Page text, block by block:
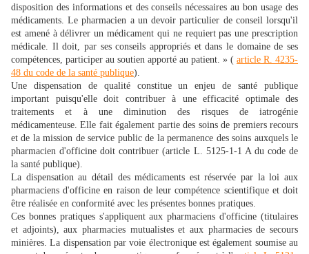
disposition des informations et des conseils nécessaires au bon usage des
médicaments. Le pharmacien a un devoir particulier de conseil lorsqu'il
est amené à délivrer un médicament qui ne requiert pas une prescription
médicale. Il doit, par ses conseils appropriés et dans le domaine de ses
compétences, participer au soutien apporté au patient. » ( article R. 4235-
48 du code de la santé publique).
Une dispensation de qualité constitue un enjeu de santé publique
important puisqu'elle doit contribuer à une efficacité optimale des
traitements et à une diminution des risques de iatrogénie
médicamenteuse. Elle fait également partie des soins de premiers recours
et de la mission de service public de la permanence des soins auxquels le
pharmacien d'officine doit contribuer (article L. 5125-1-1 A du code de
la santé publique).
La dispensation au détail des médicaments est réservée par la loi aux
pharmaciens d'officine en raison de leur compétence scientifique et doit
être réalisée en conformité avec les présentes bonnes pratiques.
Ces bonnes pratiques s'appliquent aux pharmaciens d'officine (titulaires
et adjoints), aux pharmacies mutualistes et aux pharmacies de secours
minières. La dispensation par voie électronique est également soumise au